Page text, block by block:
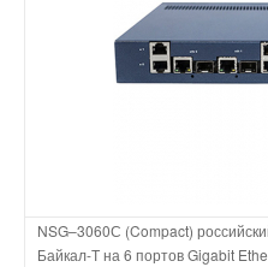
NSG–3060С (Compact)
Байкал-Т на 6 портов Gigabit